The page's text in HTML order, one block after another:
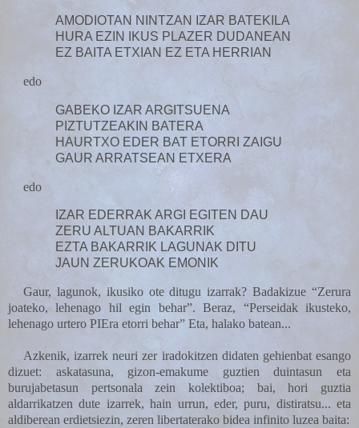
AMODIOTAN NINTZAN IZAR BATEKILA
HURA EZIN IKUS PLAZER DUDANEAN
EZ BAITA ETXIAN EZ ETA HERRIAN
edo
GABEKO IZAR ARGITSUENA
PIZTUTZEAKIN BATERA
HAURTXO EDER BAT ETORRI ZAIGU
GAUR ARRATSEAN ETXERA
edo
IZAR EDERRAK ARGI EGITEN DAU
ZERU ALTUAN BAKARRIK
EZTA BAKARRIK LAGUNAK DITU
JAUN ZERUKOAK EMONIK
Gaur, lagunok, ikusiko ote ditugu izarrak? Badakizue “Zerura
joateko, lehenago hil egin behar”. Beraz, “Perseidak ikusteko,
lehenago urtero PIEra etorri behar” Eta, halako batean...
Azkenik, izarrek neuri zer iradokitzen didaten gehienbat esango
dizuet: askatasuna, gizon-emakume guztien duintasun eta
burujabetasun pertsonala zein kolektiboa; bai, hori guztia
aldarrikatzen dute izarrek, hain urrun, eder, puru, distiratsu... eta
aldiberean erdietsiezin, zeren libertaterako bidea infinito luzea baita: